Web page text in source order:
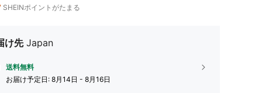
SHEINポイントがたまる
け先 Japan
送料無料
お届け予定日: 8月14日 - 8月16日